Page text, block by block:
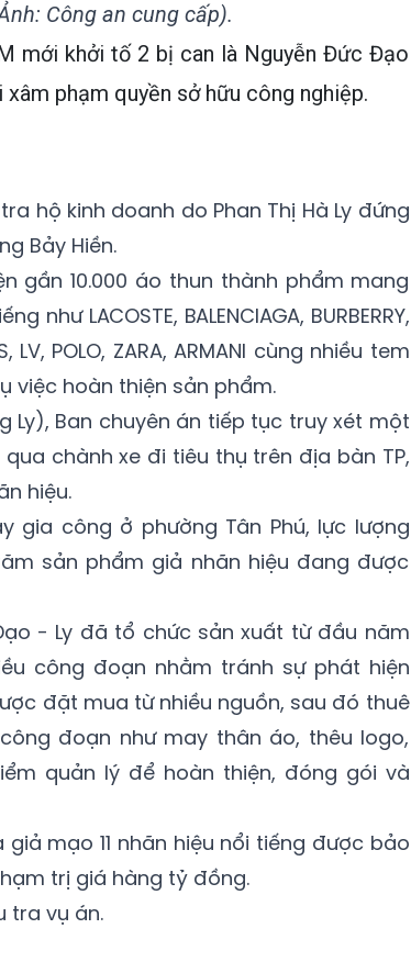
Công an cung cấp).
mới khởi tố 2 bị can là Nguyễn Đức Đạo
phạm quyền sở hữu công nghiệp.
hộ kinh doanh do Phan Thị Hà Ly đứng
Bảy Hiền.
gần 10.000 áo thun thành phẩm mang
LACOSTE, BALENCIAGA, BURBERRY,
LV, POLO, ZARA, ARMANI cùng nhiều tem
việc hoàn thiện sản phẩm.
Ly), Ban chuyên án tiếp tục truy xét một
chành xe đi tiêu thụ trên địa bàn TP,
hiệu.
công ở phường Tân Phú, lực lượng
sản phẩm giả nhãn hiệu đang được
- Ly đã tổ chức sản xuất từ đầu năm
công đoạn nhằm tránh sự phát hiện
đặt mua từ nhiều nguồn, sau đó thuê
đoạn như may thân áo, thêu logo,
quản lý để hoàn thiện, đóng gói và
mạo 11 nhãn hiệu nổi tiếng được bảo
trị giá hàng tỷ đồng.
tra vụ án.